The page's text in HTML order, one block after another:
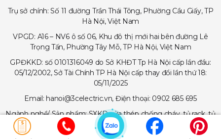
Trụ sở chính: Số 11 đường Trần Thái Tông, Phường Cầu Giấy, TP
Hà Nội, Việt Nam
VPGD: A16 – NV6 ô số 06, Khu đô thị mới hai bên đường Lê
Trọng Tấn, Phường Tây Mỗ, TP Hà Nội, Việt Nam
GPĐKKD: số 0101316049 do Sở KHĐT Tp Hà Nội cấp lần đầu:
05/12/2002, Sở Tài Chính TP Hà Nội cấp thay đổi lần thứ 18:
05/11/2025
Email: hanoi@3celectric.vn, Điện thoại: 0902 685 695
Ngành nghề/ Sản phẩm: SXKD cửa thép chống cháy, tủ rack, tủ
trạm viễn thông, tủ điện, thang cáp - máng cáp...